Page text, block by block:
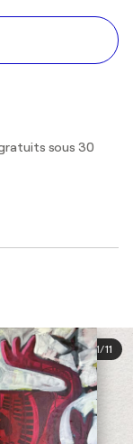
sous 30
1/11